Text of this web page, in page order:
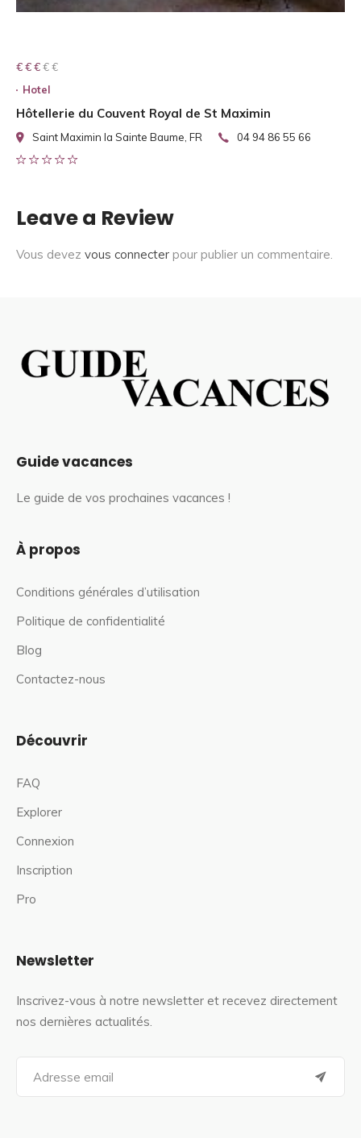
€ € € € €
€ € €
Hotel
Hôtellerie du Couvent Royal de St Maximin
Saint Maximin la Sainte Baume, FR 04 94 86 55 66
Leave a Review
Vous devez vous connecter pour publier un commentaire.
Guide vacances
Le guide de vos prochaines vacances !
À propos
Conditions générales d’utilisation
Politique de confidentialité
Blog
Contactez-nous
Découvrir
FAQ
Explorer
Connexion
Inscription
Pro
Newsletter
Inscrivez-vous à notre newsletter et recevez directement
nos dernières actualités.
a